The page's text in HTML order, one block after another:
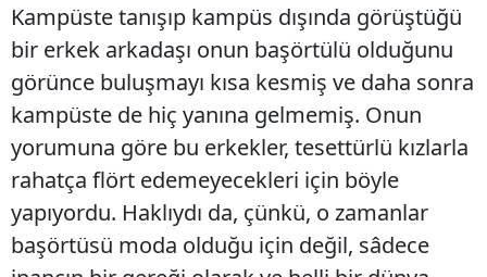
Kampüste tanışıp kampüs dışında görüştüğü
bir erkek arkadaşı onun başörtülü olduğunu
görünce buluşmayı kısa kesmiş ve daha sonra
kampüste de hiç yanına gelmemiş. Onun
yorumuna göre bu erkekler, tesettürlü kızlarla
rahatça flört edemeyecekleri için böyle
yapıyordu. Haklıydı da, çünkü, o zamanlar
başörtüsü moda olduğu için değil, sâdece